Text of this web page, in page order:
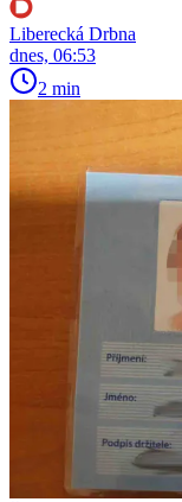
Liberecká Drbna
dnes, 06:53
2 min